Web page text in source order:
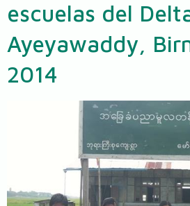
escuelas del
Ayeyawaddy,
2014